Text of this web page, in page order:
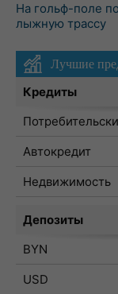
На гольф-поле
лыжную трассу
Лучшие
Кредиты
Автокредит
Недвижимость
Депозиты
BYN
USD